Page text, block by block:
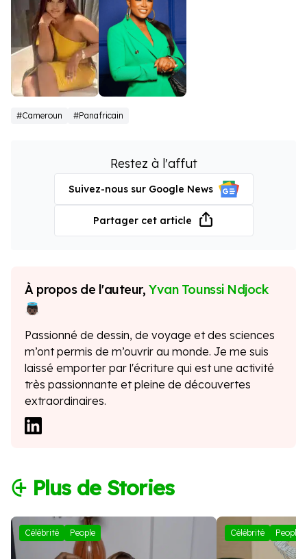
Mimie
Muriel
#Cameroun #Panafricain
Restez à l'affut
Suivez-nous sur Google News
Partager cet article
À propos de l'auteur,Yvan Tounssi Ndjock
Passionné de dessin, de voyage et des sciences
m’ont permis de m’ouvrir au monde. Je me suis
laissé emporter par l'écriture qui est une activité
très passionnante et pleine de découvertes
extraordinaires.
⨭ Plus de Stories
Célébrité People Célébrité People